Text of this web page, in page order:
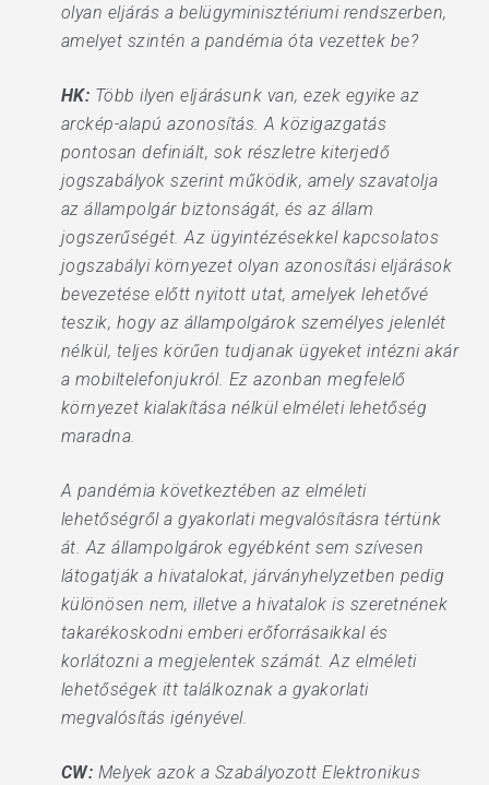
olyan eljárás a belügyminisztériumi rendszerben,
amelyet szintén a pandémia óta vezettek be?
HK: Több ilyen eljárásunk van, ezek egyike az
arckép-alapú azonosítás. A közigazgatás
pontosan definiált, sok részletre kiterjedő
jogszabályok szerint működik, amely szavatolja
az állampolgár biztonságát, és az állam
jogszerűségét. Az ügyintézésekkel kapcsolatos
jogszabályi környezet olyan azonosítási eljárások
bevezetése előtt nyitott utat, amelyek lehetővé
teszik, hogy az állampolgárok személyes jelenlét
nélkül, teljes körűen tudjanak ügyeket intézni akár
a mobiltelefonjukról. Ez azonban megfelelő
környezet kialakítása nélkül elméleti lehetőség
maradna.
A pandémia következtében az elméleti
lehetőségről a gyakorlati megvalósításra tértünk
át. Az állampolgárok egyébként sem szívesen
látogatják a hivatalokat, járványhelyzetben pedig
különösen nem, illetve a hivatalok is szeretnének
takarékoskodni emberi erőforrásaikkal és
korlátozni a megjelentek számát. Az elméleti
lehetőségek itt találkoznak a gyakorlati
megvalósítás igényével.
CW: Melyek azok a Szabályozott Elektronikus